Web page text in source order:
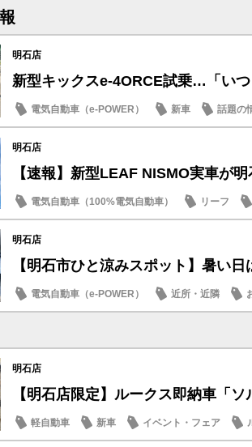
明石店
新型キックスe-4ORCE試乗…「い
電気自動車（e-POWER） 新車 話題の
明石店
【速報】新型LEAF NISMO実車が
電気自動車（100%電気自動車） リーフ
明石店
【明石市ひと涼みスポット】暑い
電気自動車（e-POWER） 近所・近隣
SDGs
明石店
【明石店限定】ルークス即納車「
軽自動車 新車 イベント・フェア